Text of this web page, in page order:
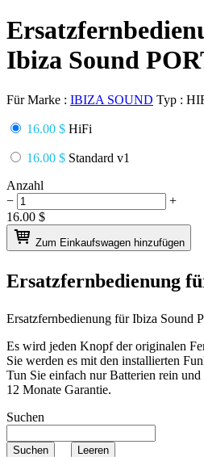
Ibiza Sound
Für Marke : IBIZA SOUND Typ :
16.00 $ HiFi
16.00 $ Standard v1
Anzahl
−
+
16.00 $
Zum Einkaufswagen hinzufügen
Ersatzfernbedienung
Ersatzfernbedienung fürIbiza Sound
Es wird jeden Knopf der originalen
Sie werden es mit den installierten
Tun Sie einfach nur Batterien rein
12 Monate Garantie.
Suchen